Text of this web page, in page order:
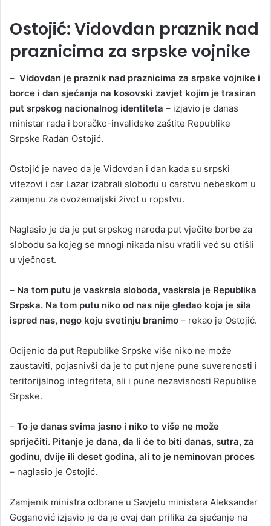
Ostojić: Vidovdan praznik nad
praznicima za srpske vojnike
– Vidovdan je praznik nad praznicima za srpske vojnike i
borce i dan sjećanja na kosovski zavjet kojim je trasiran
put srpskog nacionalnog identiteta – izjavio je danas
ministar rada i boračko-invalidske zaštite Republike
Srpske Radan Ostojić.
Ostojić je naveo da je Vidovdan i dan kada su srpski
vitezovi i car Lazar izabrali slobodu u carstvu nebeskom u
zamjenu za ovozemaljski život u ropstvu.
Naglasio je da je put srpskog naroda put vječite borbe za
slobodu sa kojeg se mnogi nikada nisu vratili već su otišli
u vječnost.
– Na tom putu je vaskrsla sloboda, vaskrsla je Republika
Srpska. Na tom putu niko od nas nije gledao koja je sila
ispred nas, nego koju svetinju branimo – rekao je Ostojić.
Ocijenio da put Republike Srpske više niko ne može
zaustaviti, pojasnivši da je to put njene pune suverenosti i
teritorijalnog integriteta, ali i pune nezavisnosti Republike
Srpske.
– To je danas svima jasno i niko to više ne može
spriječiti. Pitanje je dana, da li će to biti danas, sutra, za
godinu, dvije ili deset godina, ali to je neminovan proces
– naglasio je Ostojić.
Zamjenik ministra odbrane u Savjetu ministara Aleksandar
Goganović izjavio je da je ovaj dan prilika za sjećanje na